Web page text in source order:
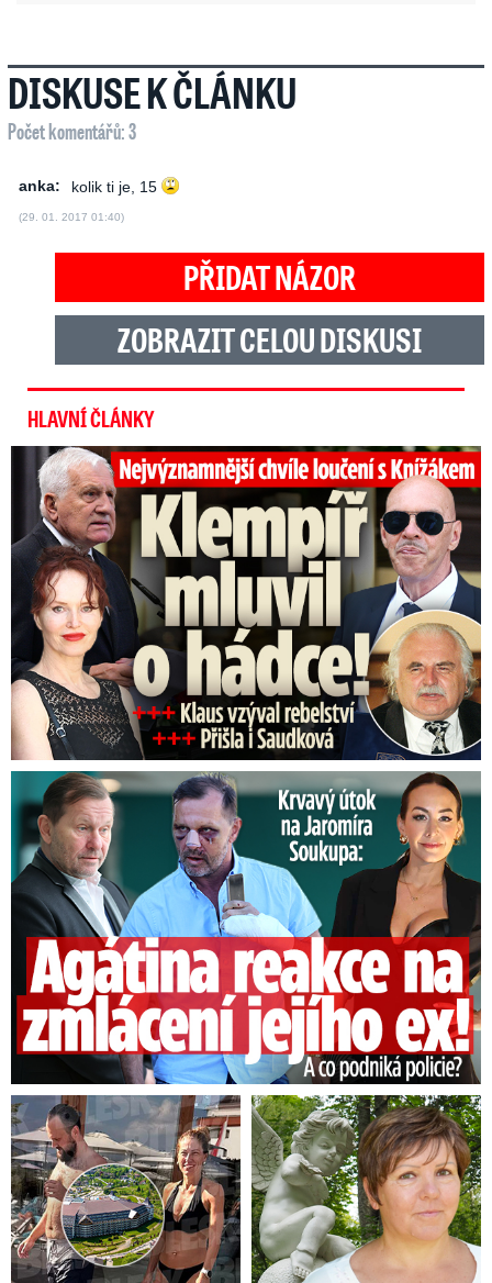
DISKUSE K ČLÁNKU
Počet komentářů: 3
anka: kolik ti je, 15
(29. 01. 2017 01:40)
PŘIDAT NÁZOR
ZOBRAZIT CELOU DISKUSI
HLAVNÍ ČLÁNKY
Top momenty pohřbu Knížáka: Dojatý Klempíř, Pospíšil s Medou
Útok na Jaromíra Soukupa: Reakce Agáty na zmlácení jejího ex